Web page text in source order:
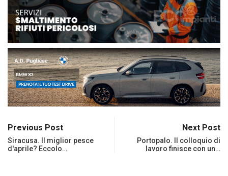
Previous Post
Siracusa. Il miglior pesce
d'aprile? Eccolo…
Next Post
Portopalo. Il colloquio di
lavoro finisce con un…